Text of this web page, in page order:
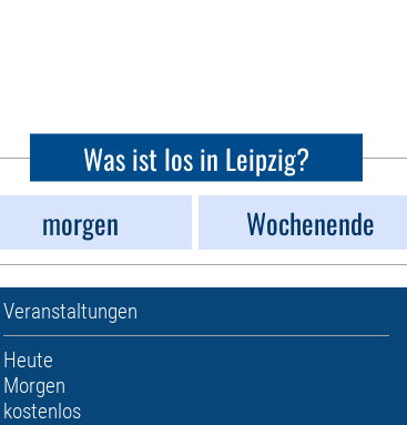
Was ist los in Leipzig?
morgen Wochenende
Veranstaltungen
Heute
Morgen
kostenlos